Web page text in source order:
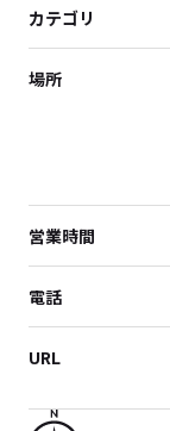
カテゴリ
場所
営業時間
電話
URL